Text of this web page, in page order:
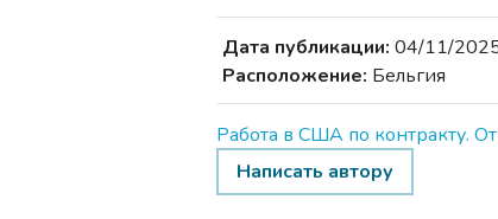
Дата публикации: 04/11/
Расположение: Бельгия
Работа в США по контракту.
Написать автору